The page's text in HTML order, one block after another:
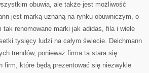
obuwia, ale także jest możliwość
jest marką uznaną na rynku obuwniczym, o
renomowane marki jak adidas, fila i wiele
tysięcy ludzi na całym świecie. Deichmann
trendów, ponieważ firma ta stara się
które będą prezentować się niezwykle